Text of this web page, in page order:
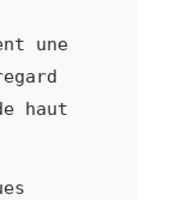
une
haut